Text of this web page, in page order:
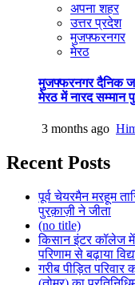
अपना शहर
उत्तर प्रदेश
मुजफ्फरनगर
मेरठ
मुजफ्फरनगर दैनिक
मेरठ में नारद सम्मान
3 months ago
Recent Posts
पूर्व चेयरमैन मरहूम
पुरक़ाज़ी ने जीता
(no title)
किसान इंटर कॉलेज में
परिणाम से बढ़ाया
गरीब पीड़ित